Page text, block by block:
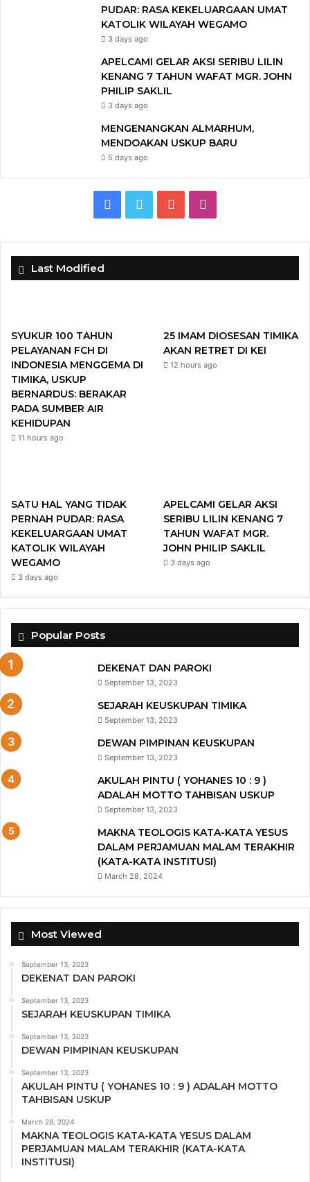
PUDAR: RASA KEKELUARGAAN UMAT
KATOLIK WILAYAH WEGAMO
3 days ago
APELCAMI GELAR AKSI SERIBU LILIN
KENANG 7 TAHUN WAFAT MGR. JOHN
PHILIP SAKLIL
3 days ago
MENGENANGKAN ALMARHUM,
MENDOAKAN USKUP BARU
5 days ago
c
o
o
k
i
u
b
e
s
g
r
Last Modified
SYUKUR 100 TAHUN
PELAYANAN FCH DI
INDONESIA MENGGEMA DI
TIMIKA, USKUP
BERNARDUS: BERAKAR
PADA SUMBER AIR
KEHIDUPAN
11 hours ago
25 IMAM DIOSESAN TIMIKA
AKAN RETRET DI KEI
12 hours ago
SATU HAL YANG TIDAK
PERNAH PUDAR: RASA
KEKELUARGAAN UMAT
KATOLIK WILAYAH
WEGAMO
3 days ago
APELCAMI GELAR AKSI
SERIBU LILIN KENANG 7
TAHUN WAFAT MGR.
JOHN PHILIP SAKLIL
3 days ago
Popular Posts
DEKENAT DAN PAROKI
September 13, 2023
SEJARAH KEUSKUPAN TIMIKA
September 13, 2023
DEWAN PIMPINAN KEUSKUPAN
September 13, 2023
AKULAH PINTU ( YOHANES 10 : 9 )
ADALAH MOTTO TAHBISAN USKUP
September 13, 2023
MAKNA TEOLOGIS KATA-KATA YESUS
DALAM PERJAMUAN MALAM TERAKHIR
(KATA-KATA INSTITUSI)
March 28, 2024
Most Viewed
September 13, 2023
DEKENAT DAN PAROKI
September 13, 2023
SEJARAH KEUSKUPAN TIMIKA
September 13, 2023
DEWAN PIMPINAN KEUSKUPAN
September 13, 2023
AKULAH PINTU ( YOHANES 10 : 9 ) ADALAH MOTTO
TAHBISAN USKUP
March 28, 2024
MAKNA TEOLOGIS KATA-KATA YESUS DALAM
PERJAMUAN MALAM TERAKHIR (KATA-KATA
INSTITUSI)